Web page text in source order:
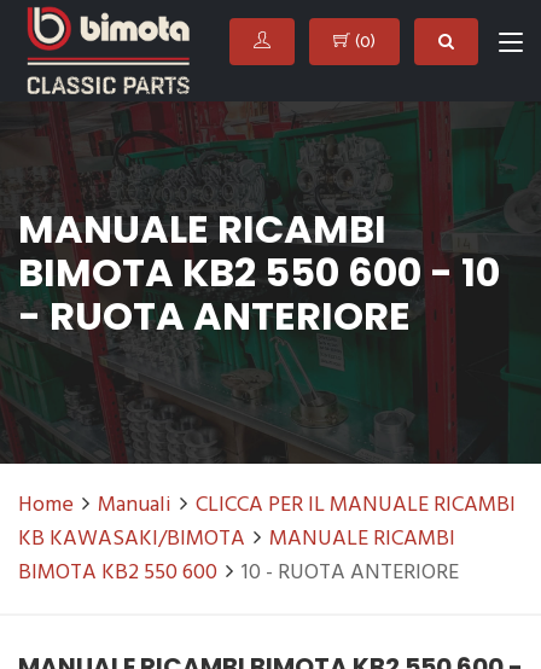
(0)
MANUALE RICAMBI
BIMOTA KB2 550 600 - 10
- RUOTA ANTERIORE
Home Manuali
CLICCA PER IL MANUALE RICAMBI
KB KAWASAKI/BIMOTA
MANUALE RICAMBI
BIMOTA KB2 550 600
10 - RUOTA ANTERIORE